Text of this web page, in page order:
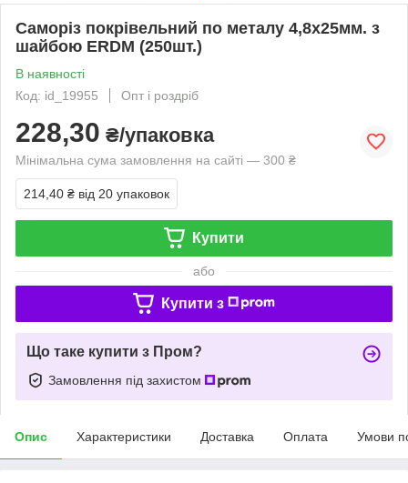
Саморіз покрівельний по металу 4,8х25мм. з
шайбою ERDM (250шт.)
В наявності
Код: id_19955
Опт і роздріб
228,30 ₴/упаковка
Мінімальна сума замовлення на сайті — 300 ₴
214,40 ₴ від 20 упаковок
Купити
або
Купити з
Що таке купити з Пром?
Замовлення під захистом
Опис Характеристики Доставка Оплата Умови